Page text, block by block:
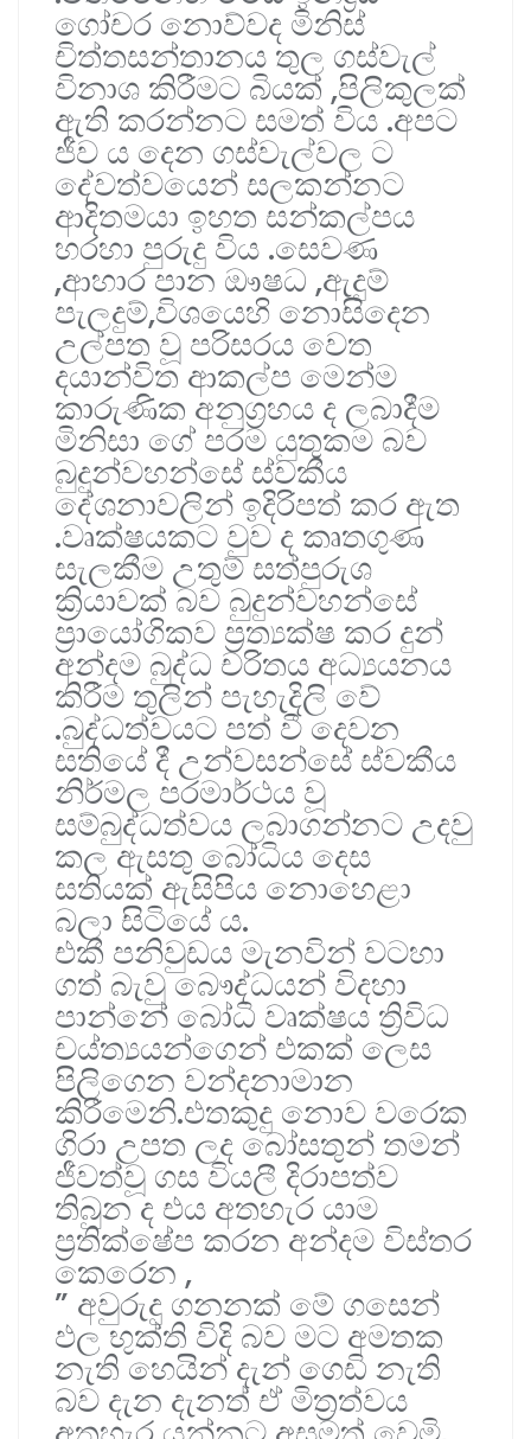
ගෝචර නොව්වද මිනිස්
චිත්තසන්තානය තුල ගස්වැල්
විනාශ කිරීමට බියක් ,පිලිකුලක්
ඇති කරන්නට සමත් විය .අපට
ජීව ය දෙන ගස්වැල්වල ට
දේවත්වයෙන් සලකන්නට
ආදිතමයා ඉහත සන්කල්පය
හරහා පුරුදු විය .සෙවණ
,ආහාර පාන ඖෂධ ,ඇදුම්
පැලදුම්,විශයෙහි නොසිදෙන
උල්පත වූ පරිසරය වෙත
දයාන්විත ආකල්ප මෙන්ම
කාරුණික අනුග්‍රහය ද ලබාදීම
මිනිසා ගේ පරම යුතුකම බව
බුදුන්වහන්සේ ස්වකීය
දේශනාවලින් ඉදිරිපත් කර ඇත
.වෘක්ෂයකට වුව ද කෘතගුණ
සැලකීම උතුම් සත්පුරුශ
ක්‍රියාවක් බව බුදුන්වහන්සේ
ප්‍රායෝගිකව ප්‍රත්‍යක්ෂ කර දුන්
අන්දම බුද්ධ චරිතය අධ්‍යයනය
කිරීම තුලින් පැහැදිලි වේ
.බුද්ධත්වයට පත් වී දෙවන
සතියේ දී උන්වසන්සේ ස්වකීය
නිර්මල පරමාර්ථය වූ
සම්බුද්ධත්වය ලබාගන්නට උදවු
කල ඇසතු බෝධිය දෙස
සතියක් ඇසිපිය නොහෙළා
බලා සිටියේ ය.
එකී පනිවුඩය මැනවින් වටහා
ගත් බැවු බෞද්ධයන් විදහා
පාන්නේ බෝධි වෘක්ෂය ත්‍රිවිධ
චය්ත්‍යයන්ගෙන් එකක් ලෙස
පිලිගෙන වන්දනාමාන
කිරීමෙනි.එතකුදු නොව වරෙක
ගිරා උපත ලද බෝසතුන් තමන්
ජීවත්වූ ගස වියලී දිරාපත්ව
තිබුන ද එය අතහැර යාම
ප්‍රතික්ෂේප කරන අන්දම විස්තර
කෙරෙන ,
” අවුරුදු ගනනක් මේ ගසෙන්
ඵල භුක්ති විදි බව මට අමතක
නැති හෙයින් දැන් ගෙඩි නැති
බව දැන දැනත් ඒ මිත්‍රත්වය